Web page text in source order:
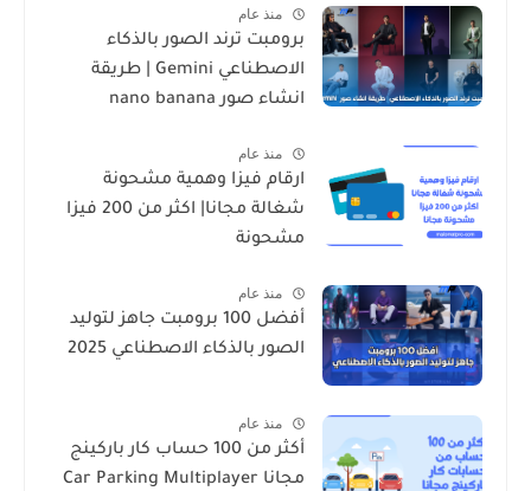
منذ عام
برومبت ترند الصور بالذكاء
الاصطناعي Gemini | طريقة
انشاء صور nano banana
منذ عام
ارقام فيزا وهمية مشحونة
شغالة مجانا| اكثر من 200 فيزا
مشحونة
منذ عام
أفضل 100 برومبت جاهز لتوليد
الصور بالذكاء الاصطناعي 2025
منذ عام
أكثر من 100 حساب كار باركينج
مجانا Car Parking Multiplayer